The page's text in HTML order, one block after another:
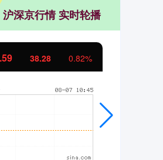
沪深京行情 实时轮播
-1.22 -0.11%